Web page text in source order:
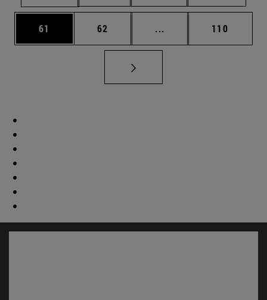
Página
61 Página
62 ... Páginas intermedias
Página
110